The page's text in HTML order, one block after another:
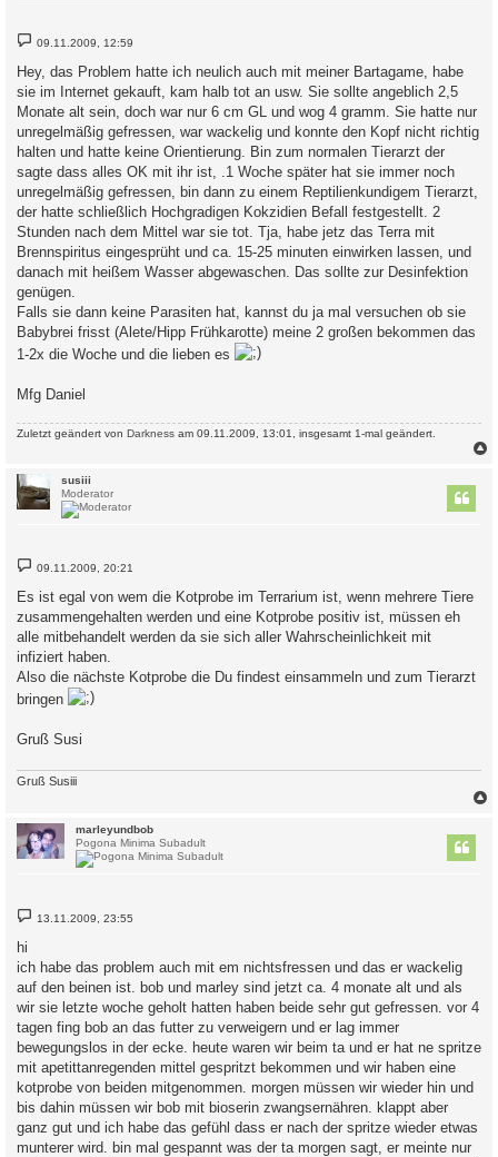
B
e
t
r
g
09.11.2009, 12:59
Hey, das Problem hatte ich neulich auch mit meiner Bartagame, habe
sie im Internet gekauft, kam halb tot an usw. Sie sollte angeblich 2,5
Monate alt sein, doch war nur 6 cm GL und wog 4 gramm. Sie hatte nur
unregelmäßig gefressen, war wackelig und konnte den Kopf nicht richtig
halten und hatte keine Orientierung. Bin zum normalen Tierarzt der
sagte dass alles OK mit ihr ist, .1 Woche später hat sie immer noch
unregelmäßig gefressen, bin dann zu einem Reptilienkundigem Tierarzt,
der hatte schließlich Hochgradigen Kokzidien Befall festgestellt. 2
Stunden nach dem Mittel war sie tot. Tja, habe jetz das Terra mit
Brennspiritus eingesprüht und ca. 15-25 minuten einwirken lassen, und
danach mit heißem Wasser abgewaschen. Das sollte zur Desinfektion
genügen.
Falls sie dann keine Parasiten hat, kannst du ja mal versuchen ob sie
Babybrei frisst (Alete/Hipp Frühkarotte) meine 2 großen bekommen das
1-2x die Woche und die lieben es
Mfg Daniel
Zuletzt geändert von Darkness am 09.11.2009, 13:01, insgesamt 1-mal geändert.
susiii
Moderator
B
e
t
r
g
09.11.2009, 20:21
Es ist egal von wem die Kotprobe im Terrarium ist, wenn mehrere Tiere
zusammengehalten werden und eine Kotprobe positiv ist, müssen eh
alle mitbehandelt werden da sie sich aller Wahrscheinlichkeit mit
infiziert haben.
Also die nächste Kotprobe die Du findest einsammeln und zum Tierarzt
bringen
Gruß Susi
Gruß Susiii
marleyundbob
Pogona Minima Subadult
B
e
r
a
g
13.11.2009, 23:55
hi
ich habe das problem auch mit em nichtsfressen und das er wackelig
auf den beinen ist. bob und marley sind jetzt ca. 4 monate alt und als
wir sie letzte woche geholt hatten haben beide sehr gut gefressen. vor 4
tagen fing bob an das futter zu verweigern und er lag immer
bewegungslos in der ecke. heute waren wir beim ta und er hat ne spritze
mit apetittanregenden mittel gespritzt bekommen und wir haben eine
kotprobe von beiden mitgenommen. morgen müssen wir wieder hin und
bis dahin müssen wir bob mit bioserin zwangsernähren. klappt aber
ganz gut und ich habe das gefühl dass er nach der spritze wieder etwas
munterer wird. bin mal gespannt was der ta morgen sagt, er meinte nur